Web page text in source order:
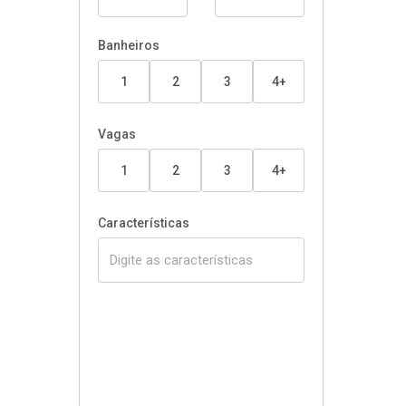
Banheiros
1 2 3 4+
Vagas
1 2 3 4+
Características